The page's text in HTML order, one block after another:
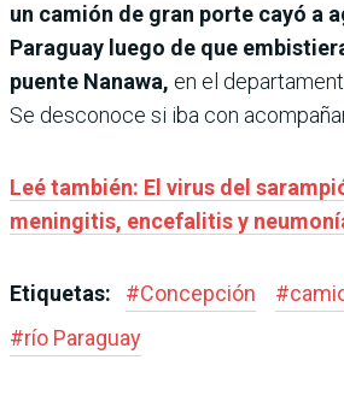
un camión de gran porte cayó a
Paraguay luego de que
puente Nanawa, en el
Se desconoce si iba con
Leé también: El virus del
meningitis, encefalitis y
Etiquetas: #Concepción #
#río Paraguay